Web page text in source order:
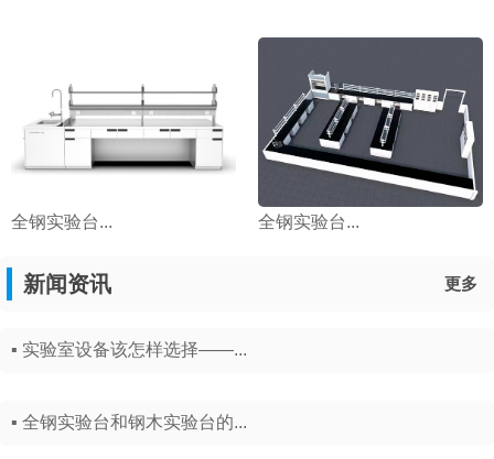
全钢实验台... 全钢实验台...
新闻资讯 更多
▪ 实验室设备该怎样选择——...
▪ 全钢实验台和钢木实验台的...